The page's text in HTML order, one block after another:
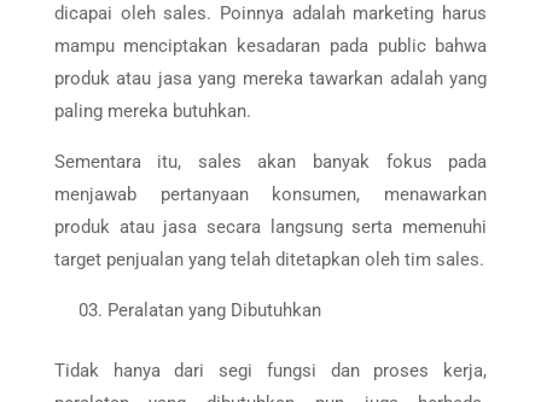
dicapai oleh sales. Poinnya adalah marketing harus
mampu menciptakan kesadaran pada public bahwa
produk atau jasa yang mereka tawarkan adalah yang
paling mereka butuhkan.
Sementara itu, sales akan banyak fokus pada
menjawab pertanyaan konsumen, menawarkan
produk atau jasa secara langsung serta memenuhi
target penjualan yang telah ditetapkan oleh tim sales.
Peralatan yang Dibutuhkan
Tidak hanya dari segi fungsi dan proses kerja,